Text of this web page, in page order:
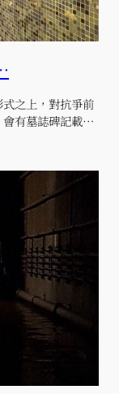
之上，對抗爭前
會有墓誌碑記載…